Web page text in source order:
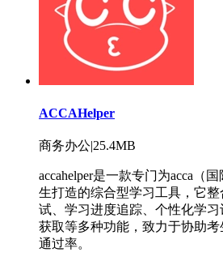
ACCAHelper
商务办公|25.4MB
accahelper是一款专门为acca（
生打造的综合型学习工具，它
试、学习进度追踪、个性化学
获取等多种功能，致力于协助
通过率。